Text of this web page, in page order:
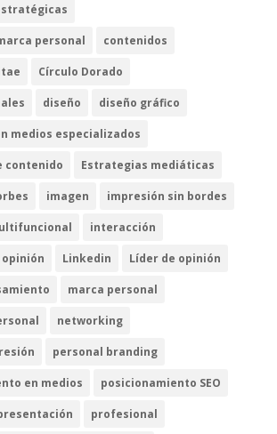
personal contenidos
Círculo Dorado
diseño diseño gráfico
medios especializados
contenido Estrategias mediáticas
imagen impresión sin bordes
interacción
Linkedin Líder de opinión
marca personal
networking
personal branding
en medios posicionamiento SEO
profesional